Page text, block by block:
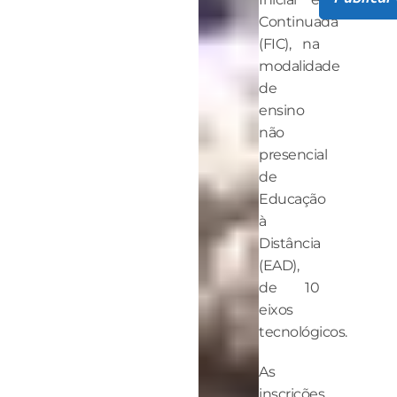
Continuada
(FIC), na
modalidade
de
ensino
não
presencial
de
Educação
à
Distância
(EAD),
de 10
eixos
tecnológicos.
As